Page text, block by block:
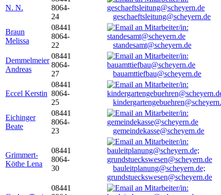
N. N.
8064-
24
geschaeftsleitung@scheyern.de
Braun
Melissa
08441
8064-
22
standesamt@scheyern.de
Demmelmeier
Andreas
08441
8064-
27
bauamttiefbau@scheyern.de
Eccel Kerstin
08441
8064-
25
Eichinger
Beate
08441
8064-
23
gemeindekasse@scheyern.de
Grimmert-
Köthe Lena
08441
8064-
30
bauleitplanung@scheyern.de;
grundstueckswesen@scheyern.de
08441